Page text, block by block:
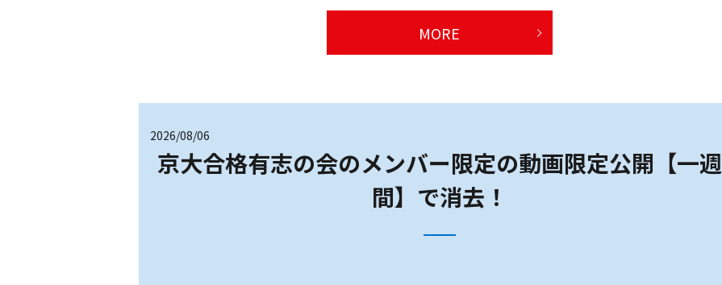
MORE
2026/08/06
京大合格有志の会のメンバー限定の動画限定公開【一週
間】で消去！